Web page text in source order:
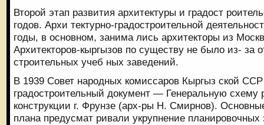
Второй этап развития архитектуры и градост
годов. Архи тектурно-градостроительной
годы, в основном, занима лись архитекторы из
Архитекторов-кыргызов по существу не было из- за
строительных учеб ных заведений.
В 1939 Совет народных комиссаров Кыргыз ской
градостроительный документ — Генеральную схему
конструкции г. Фрунзе (арх-ры Н. Смирнов).
плана предусмат ривали укрупнение планировочных